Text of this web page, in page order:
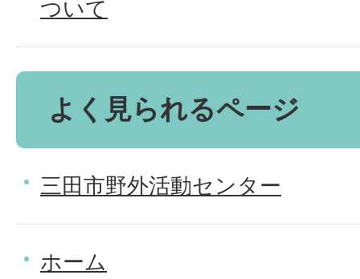
ついて
よく見られるページ
三田市野外活動センター
ホーム